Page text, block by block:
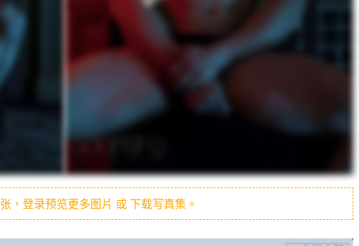
张，登录预览更多图片 或 下载写真集。